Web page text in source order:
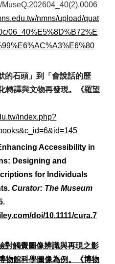
MuseQ.202604_40(2).0006
nmns/upload/quat
06_40%E5%8D%B72%E
的石頭」到「會說話的歷
轉譯與文物再發現。《羅望
index.php?
Accessibility in
Designing and
for Individuals
Curator: The Museum
doi/10.1111/cura.7
對觸覺圖像辨識與再現之影
物館科學圖像為例 。《博物